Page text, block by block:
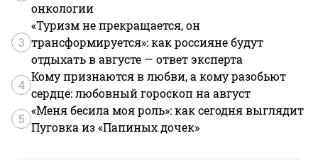
онкологии
3
«Туризм не прекращается, он
трансформируется»: как россияне будут
отдыхать в августе — ответ эксперта
4
Кому признаются в любви, а кому разобьют
сердце: любовный гороскоп на август
5
«Меня бесила моя роль»: как сегодня выглядит
Пуговка из «Папиных дочек»